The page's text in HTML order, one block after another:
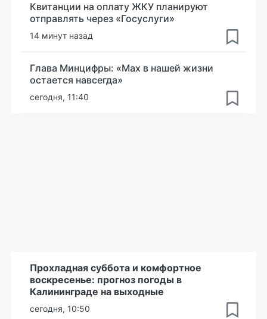
Квитанции на оплату ЖКУ планируют
отправлять через «Госуслуги»
14 минут назад
Глава Минцифры: «Мах в нашей жизни
остается навсегда»
сегодня, 11:40
Прохладная суббота и комфортное
воскресенье: прогноз погоды в
Калининграде на выходные
сегодня, 10:50